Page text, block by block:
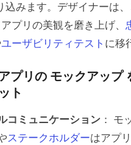
のデザインの モック
トプラクティス
Fi（低忠実度）なワイヤ
める
ザインのガイドラインや原
を保つ
込みます。デザイナーは
プリの美観を磨き上げ、
ユーザビリティテスト に移
プリの モックアップ
ト
コミュニケーション ： モ
ステークホルダーはアプ